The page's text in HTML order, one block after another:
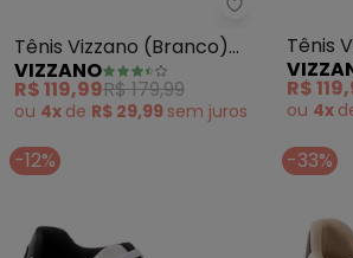
Vizzano -
Tênis Vizzano (Branco)
em Sintético
VIZZANO
R$ 119,99R$ 179,99
ou 4x de R$ 29,99 sem juros
Tênis
em
R$
ou 4x
-12% -33%